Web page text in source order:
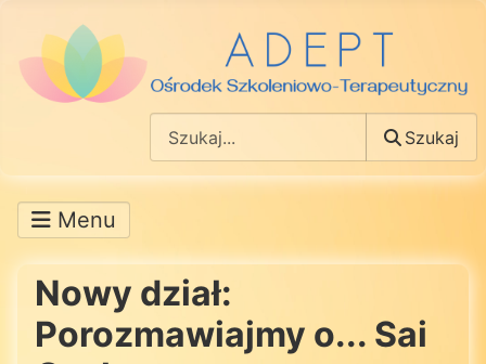
Szukaj
Nowy dział:
Porozmawiajmy o... Sai